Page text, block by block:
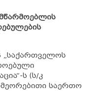
„საქართველოს
ს (ს/კ
საერთო